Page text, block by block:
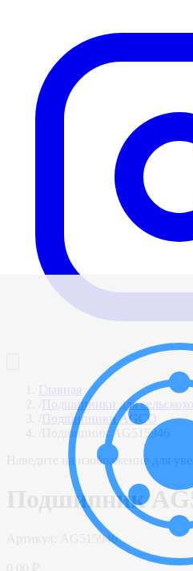
Главная
Подшипники для
Подшипники AGCO
Подшипник AG515946
Наведите на изображение для
Подшипник
AG515946